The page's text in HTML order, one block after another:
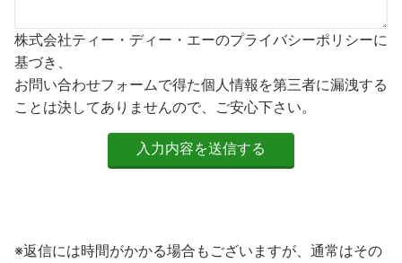
株式会社ティー・ディー・エーのプライバシーポリシーに
基づき、
お問い合わせフォームで得た個人情報を第三者に漏洩する
ことは決してありませんので、ご安心下さい。
※返信には時間がかかる場合もございますが、通常はその